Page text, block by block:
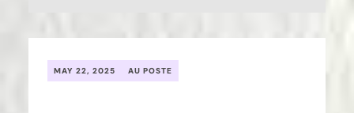
MAY 22, 2025 AU POSTE